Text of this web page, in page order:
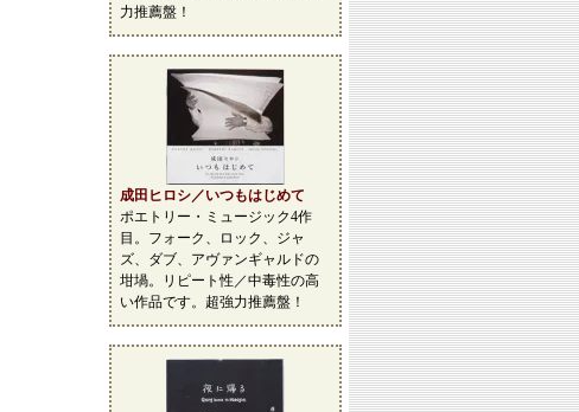
力推薦盤！
成田ヒロシ／いつもはじめて
ポエトリー・ミュージック4作
目。フォーク、ロック、ジャ
ズ、ダブ、アヴァンギャルドの
坩堝。リピート性／中毒性の高
い作品です。超強力推薦盤！